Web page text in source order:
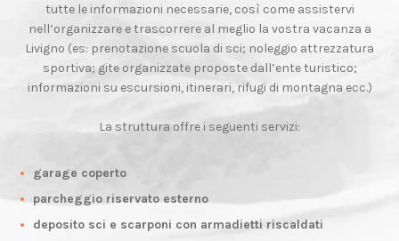
tutte le informazioni necessarie, così come assistervi
nell’organizzare e trascorrere al meglio la vostra vacanza a
Livigno (es: prenotazione scuola di sci; noleggio attrezzatura
sportiva; gite organizzate proposte dall’ente turistico;
informazioni su escursioni, itinerari, rifugi di montagna ecc.)
La struttura offre i seguenti servizi:
garage coperto
parcheggio riservato esterno
deposito sci e scarponi con armadietti riscaldati